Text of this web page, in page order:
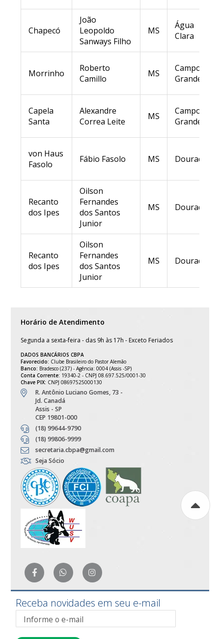
Chapecó
João
Leopoldo
Sanways Filho
MS
Água
Clara
Morrinho
Roberto
Camillo
MS
Campo
Grande
Capela
Santa
Alexandre
Correa Leite
MS
Campo
Grande
von Haus
Fasolo
Fábio Fasolo MS Dourados
Recanto
dos Ipes
Oilson
Fernandes
dos Santos
Junior
MS Dourados
Recanto
dos Ipes
Oilson
Fernandes
dos Santos
Junior
MS Dourados
Horário de Atendimento
Segunda a sexta-feira - das 9h às 17h - Exceto Feriados
DADOS BANCÁRIOS CBPA
Favorecido: Clube Brasileiro do Pastor Alemão
Banco: Bradesco (237) - Agência: 0004 (Assis -SP)
Conta Corrente: 19340-2 - CNPJ 08.697.525/0001-30
Chave PIX: CNPJ 08697525000130
R. Antônio Luciano Gomes, 73 -
Jd. Canadá
Assis - SP
CEP 19801-000
(18) 99644-9790
(18) 99806-9999
secretaria.cbpa@gmail.com
Seja Sócio
Receba novidades em seu e-mail